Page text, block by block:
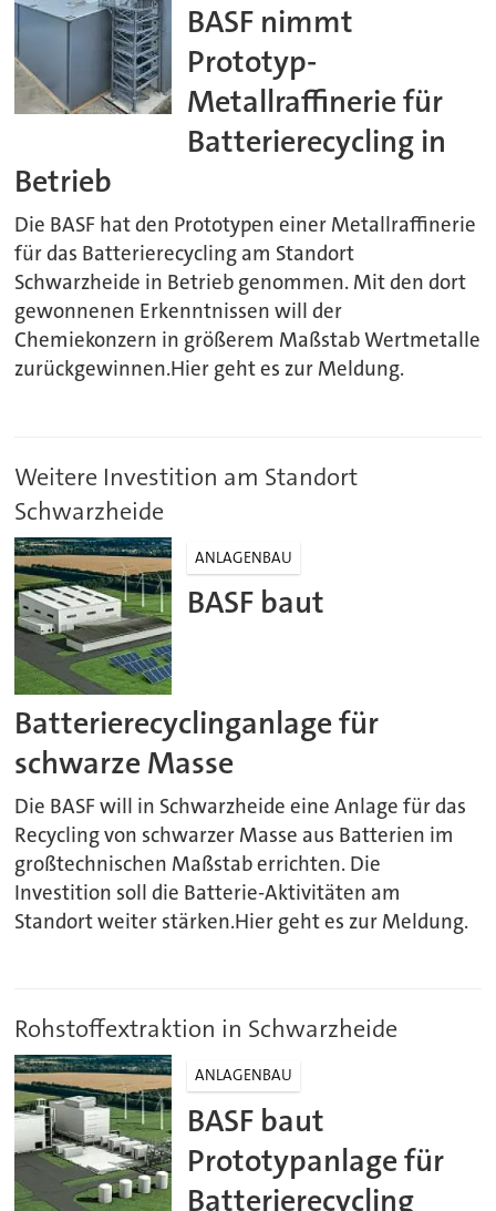
BASF nimmt
Prototyp-
Metallraffinerie für
Batterierecycling in
Betrieb
Die BASF hat den Prototypen einer Metallraffinerie
für das Batterierecycling am Standort
Schwarzheide in Betrieb genommen. Mit den dort
gewonnenen Erkenntnissen will der
Chemiekonzern in größerem Maßstab Wertmetalle
zurückgewinnen.Hier geht es zur Meldung.
Weitere Investition am Standort
Schwarzheide
ANLAGENBAU
BASF baut
Batterierecyclinganlage für
schwarze Masse
Die BASF will in Schwarzheide eine Anlage für das
Recycling von schwarzer Masse aus Batterien im
großtechnischen Maßstab errichten. Die
Investition soll die Batterie-Aktivitäten am
Standort weiter stärken.Hier geht es zur Meldung.
Rohstoffextraktion in Schwarzheide
ANLAGENBAU
BASF baut
Prototypanlage für
Batterierecycling